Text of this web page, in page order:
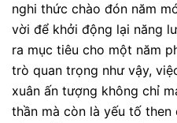
nghi thức chào đón năm
vời để khởi động lại năng
ra mục tiêu cho một năm
trò quan trọng như vậy,
xuân ấn tượng không chỉ
thần mà còn là yếu tố